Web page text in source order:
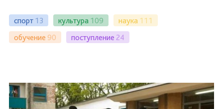
спорт 13 культура 109 наука 111
обучение 90 поступление 24